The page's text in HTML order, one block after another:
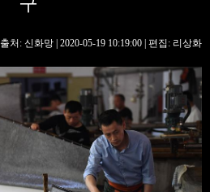
핫 TV
출처: 신화망 | 2020-05-19 10:19:00 | 편집: 리상화